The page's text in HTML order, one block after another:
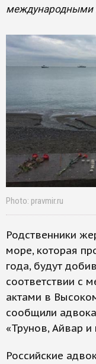
международными
Photo: pravmir.ru
Родственники
море, которая
года, будут
соответствии с
актами в
сообщили
«Трунов, Айвар и
Российские